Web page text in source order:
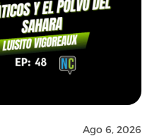
Ago 6, 2026